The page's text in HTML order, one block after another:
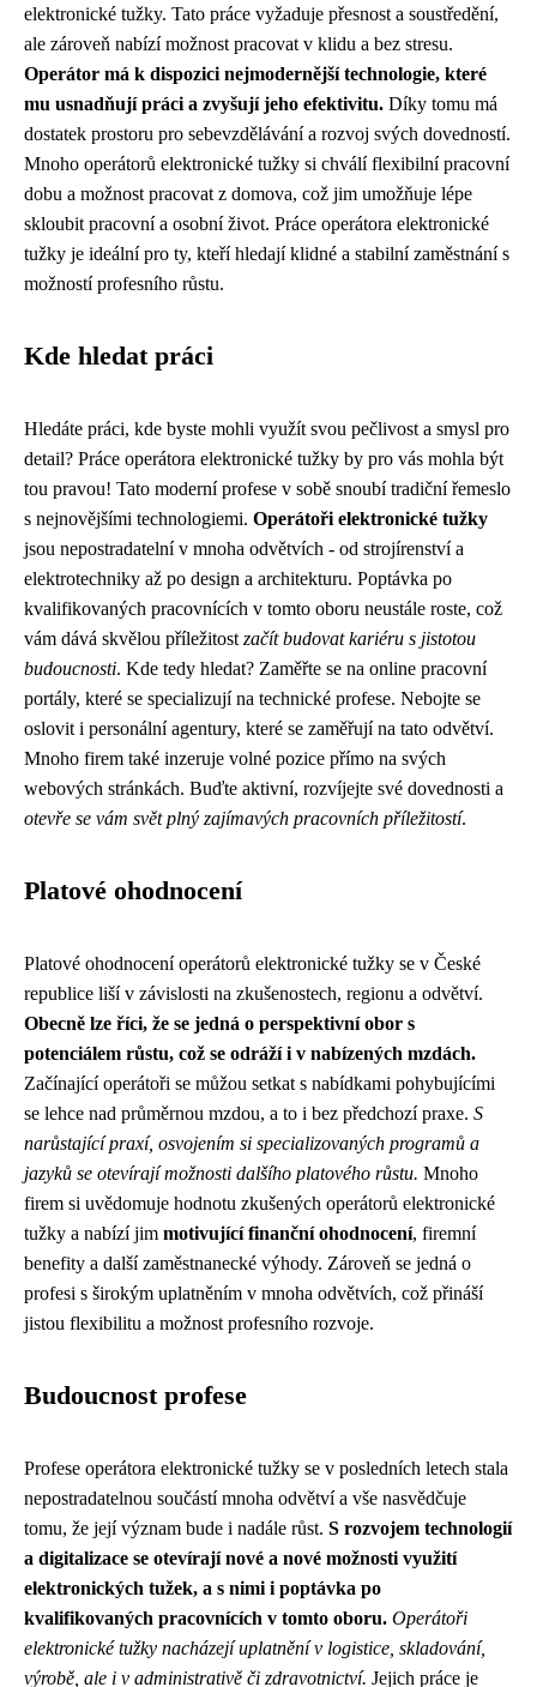
elektronické tužky. Tato práce vyžaduje přesnost a soustředění,
ale zároveň nabízí možnost pracovat v klidu a bez stresu.
Operátor má k dispozici nejmodernější technologie, které
mu usnadňují práci a zvyšují jeho efektivitu. Díky tomu má
dostatek prostoru pro sebevzdělávání a rozvoj svých dovedností.
Mnoho operátorů elektronické tužky si chválí flexibilní pracovní
dobu a možnost pracovat z domova, což jim umožňuje lépe
skloubit pracovní a osobní život. Práce operátora elektronické
tužky je ideální pro ty, kteří hledají klidné a stabilní zaměstnání s
možností profesního růstu.
Kde hledat práci
Hledáte práci, kde byste mohli využít svou pečlivost a smysl pro
detail? Práce operátora elektronické tužky by pro vás mohla být
tou pravou! Tato moderní profese v sobě snoubí tradiční řemeslo
s nejnovějšími technologiemi. Operátoři elektronické tužky
jsou nepostradatelní v mnoha odvětvích - od strojírenství a
elektrotechniky až po design a architekturu. Poptávka po
kvalifikovaných pracovnících v tomto oboru neustále roste, což
vám dává skvělou příležitost začít budovat kariéru s jistotou
budoucnosti. Kde tedy hledat? Zaměřte se na online pracovní
portály, které se specializují na technické profese. Nebojte se
oslovit i personální agentury, které se zaměřují na tato odvětví.
Mnoho firem také inzeruje volné pozice přímo na svých
webových stránkách. Buďte aktivní, rozvíjejte své dovednosti a
otevře se vám svět plný zajímavých pracovních příležitostí.
Platové ohodnocení
Platové ohodnocení operátorů elektronické tužky se v České
republice liší v závislosti na zkušenostech, regionu a odvětví.
Obecně lze říci, že se jedná o perspektivní obor s
potenciálem růstu, což se odráží i v nabízených mzdách.
Začínající operátoři se můžou setkat s nabídkami pohybujícími
se lehce nad průměrnou mzdou, a to i bez předchozí praxe. S
narůstající praxí, osvojením si specializovaných programů a
jazyků se otevírají možnosti dalšího platového růstu. Mnoho
firem si uvědomuje hodnotu zkušených operátorů elektronické
tužky a nabízí jim motivující finanční ohodnocení, firemní
benefity a další zaměstnanecké výhody. Zároveň se jedná o
profesi s širokým uplatněním v mnoha odvětvích, což přináší
jistou flexibilitu a možnost profesního rozvoje.
Budoucnost profese
Profese operátora elektronické tužky se v posledních letech stala
nepostradatelnou součástí mnoha odvětví a vše nasvědčuje
tomu, že její význam bude i nadále růst. S rozvojem technologií
a digitalizace se otevírají nové a nové možnosti využití
elektronických tužek, a s nimi i poptávka po
kvalifikovaných pracovnících v tomto oboru. Operátoři
elektronické tužky nacházejí uplatnění v logistice, skladování,
výrobě, ale i v administrativě či zdravotnictví. Jejich práce je